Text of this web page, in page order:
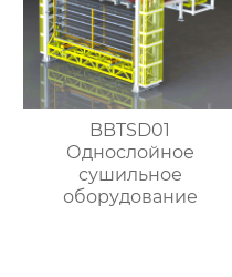
BBTSD01
Однослойное
сушильное
оборудование